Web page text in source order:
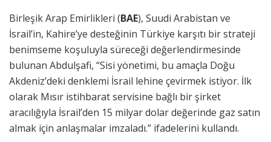
Birleşik Arap Emirlikleri (BAE), Suudi Arabistan ve
İsrail’in, Kahire’ye desteğinin Türkiye karşıtı bir strateji
benimseme koşuluyla süreceği değerlendirmesinde
bulunan Abdulşafi, “Sisi yönetimi, bu amaçla Doğu
Akdeniz’deki denklemi İsrail lehine çevirmek istiyor. İlk
olarak Mısır istihbarat servisine bağlı bir şirket
aracılığıyla İsrail’den 15 milyar dolar değerinde gaz satın
almak için anlaşmalar imzaladı.” ifadelerini kullandı.